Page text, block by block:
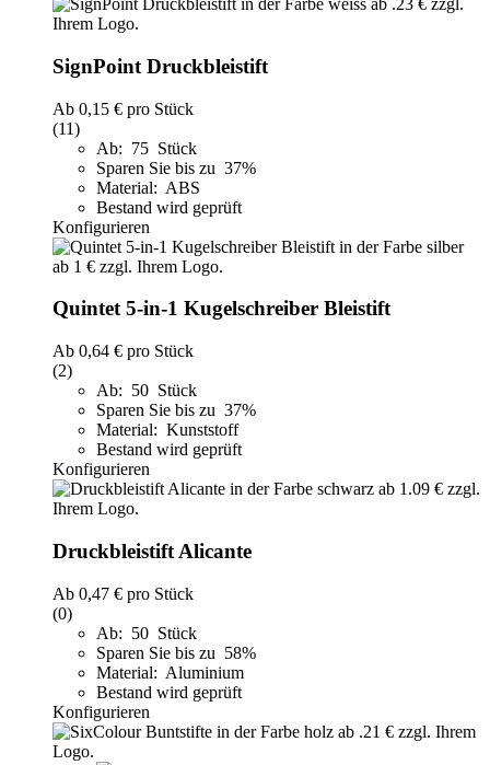
SignPoint Druckbleistift
Ab 0,15 € pro Stück
(11)
Ab: 75 Stück
Sparen Sie bis zu 37%
Material: ABS
Bestand wird geprüft
Konfigurieren
Quintet 5-in-1 Kugelschreiber Bleistift
Ab 0,64 € pro Stück
(2)
Ab: 50 Stück
Sparen Sie bis zu 37%
Material: Kunststoff
Bestand wird geprüft
Konfigurieren
Druckbleistift Alicante
Ab 0,47 € pro Stück
(0)
Ab: 50 Stück
Sparen Sie bis zu 58%
Material: Aluminium
Bestand wird geprüft
Konfigurieren